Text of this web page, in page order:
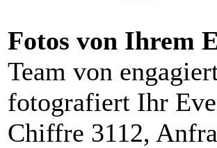
Fotos von Ihrem
Team von
fotografiert Ihr
Chiffre 3112,